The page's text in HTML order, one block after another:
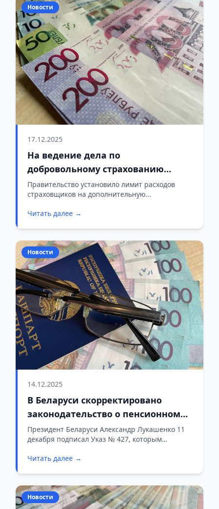
Новости
17.12.2025
На ведение дела по
добровольному страхованию
дополнительной накопительной
пенсии установлен предельный
размер расходов
Правительство установило лимит расходов
страховщиков на дополнительную
собранных взносов в 2026 году.
Читать далее →
Новости
14.12.2025
В Беларуси скорректировано
законодательство о пенсионном
обеспечении и государственном
соцстраховании
Президент Беларуси Александр Лукашенко 11
декабря подписал Указ № 427, которым
государственного социального страхования и
Читать далее →
Новости